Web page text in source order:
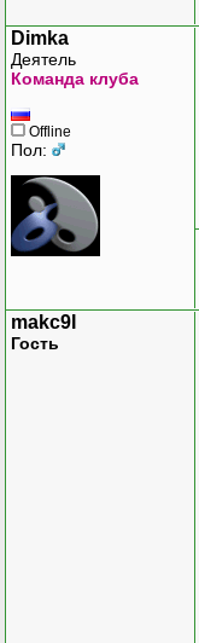
Dimka
Деятель
Команда клуба
Offline
Пол:
makc9I
Гость